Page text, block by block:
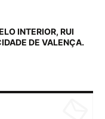
INTERIOR, RUI
DE VALENÇA.